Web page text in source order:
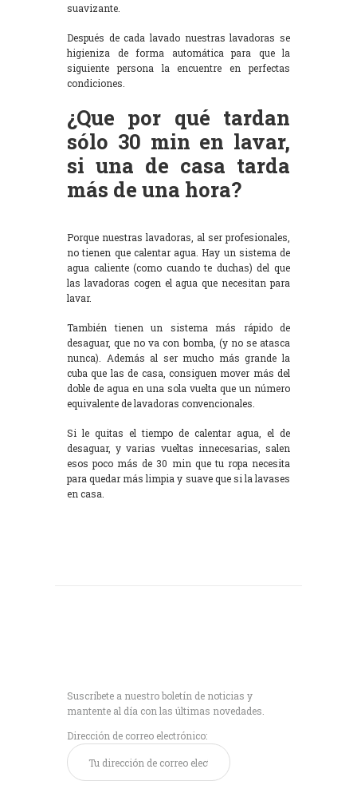
suavizante.
Después de cada lavado nuestras lavadoras se
higieniza de forma automática para que la
siguiente persona la encuentre en perfectas
condiciones.
¿Que por qué tardan
sólo 30 min en lavar,
si una de casa tarda
más de una hora?
Porque nuestras lavadoras, al ser profesionales,
no tienen que calentar agua. Hay un sistema de
agua caliente (como cuando te duchas) del que
las lavadoras cogen el agua que necesitan para
lavar.
También tienen un sistema más rápido de
desaguar, que no va con bomba, (y no se atasca
nunca). Además al ser mucho más grande la
cuba que las de casa, consiguen mover más del
doble de agua en una sola vuelta que un número
equivalente de lavadoras convencionales.
Si le quitas el tiempo de calentar agua, el de
desaguar, y varias vueltas innecesarias, salen
esos poco más de 30 min que tu ropa necesita
para quedar más limpia y suave que si la lavases
en casa.
Suscríbete a nuestro boletín de noticias y
mantente al día con las últimas novedades.
Dirección de correo electrónico: